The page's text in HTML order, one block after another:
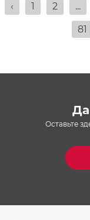
‹ 1 2 ...
81
Оставьте